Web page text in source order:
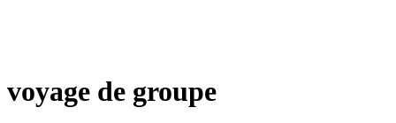
voyage de groupe